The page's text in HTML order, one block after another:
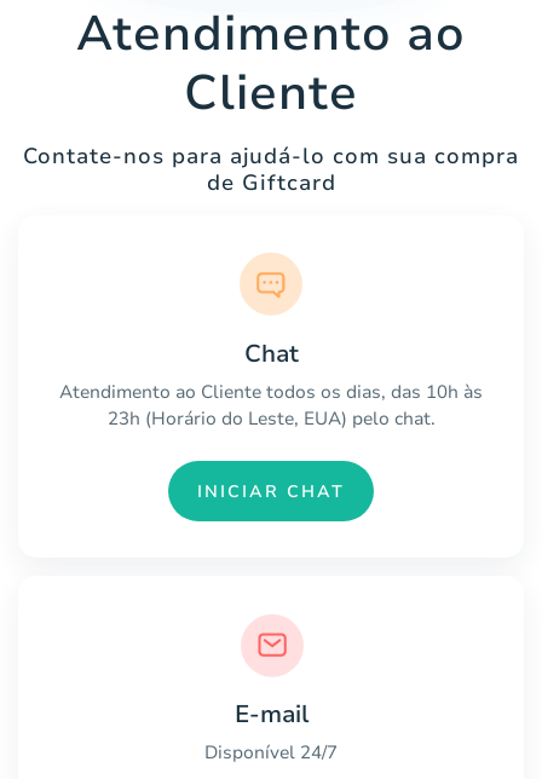
Atendimento ao
Cliente
Contate-nos para ajudá-lo com sua compra
de Giftcard
Chat
Atendimento ao Cliente todos os dias, das 10h às
23h (Horário do Leste, EUA) pelo chat.
INICIAR CHAT
E-mail
Disponível 24/7